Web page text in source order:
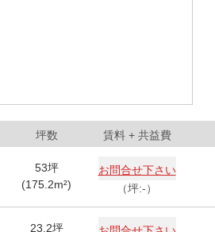
坪数 賃料 + 共益費
53坪
(175.2m²)
お問合せ下さい
（坪:-）
23.2坪